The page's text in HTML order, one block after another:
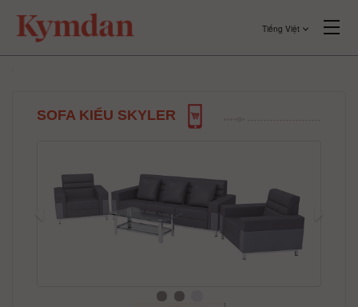
Tiếng Việt
SOFA KIỂU SKYLER